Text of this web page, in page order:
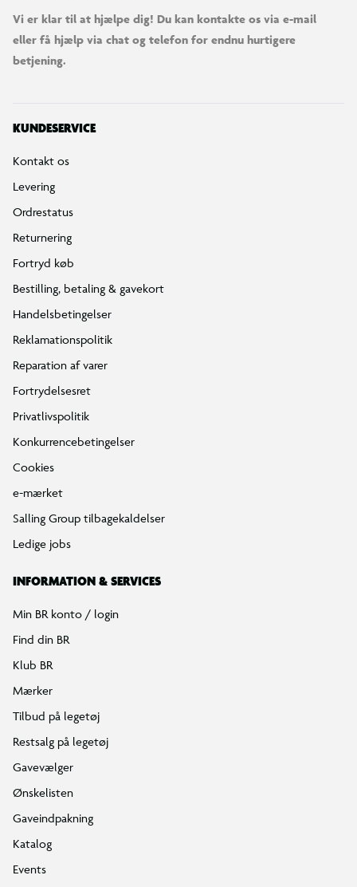
Vi er klar til at hjælpe dig! Du kan kontakte os via e-mail
eller få hjælp via chat og telefon for endnu hurtigere
betjening.
KUNDESERVICE
Kontakt os
Levering
Ordrestatus
Returnering
Fortryd køb
Bestilling, betaling & gavekort
Handelsbetingelser
Reklamationspolitik
Reparation af varer
Fortrydelsesret
Privatlivspolitik
Konkurrencebetingelser
Cookies
e-mærket
Salling Group tilbagekaldelser
Ledige jobs
INFORMATION & SERVICES
Min BR konto / login
Find din BR
Klub BR
Mærker
Tilbud på legetøj
Restsalg på legetøj
Gavevælger
Ønskelisten
Gaveindpakning
Katalog
Events